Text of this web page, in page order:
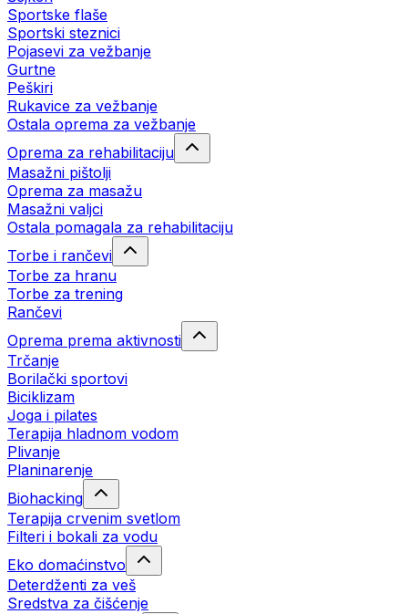
Sportske flaše
Sportski steznici
Pojasevi za vežbanje
Gurtne
Peškiri
Rukavice za vežbanje
Ostala oprema za vežbanje
Oprema za rehabilitaciju
Masažni pištolji
Oprema za masažu
Masažni valjci
Ostala pomagala za rehabilitaciju
Torbe i rančevi
Torbe za hranu
Torbe za trening
Rančevi
Oprema prema aktivnosti
Trčanje
Borilački sportovi
Biciklizam
Joga i pilates
Terapija hladnom vodom
Plivanje
Planinarenje
Biohacking
Terapija crvenim svetlom
Filteri i bokali za vodu
Eko domaćinstvo
Deterdženti za veš
Sredstva za čišćenje